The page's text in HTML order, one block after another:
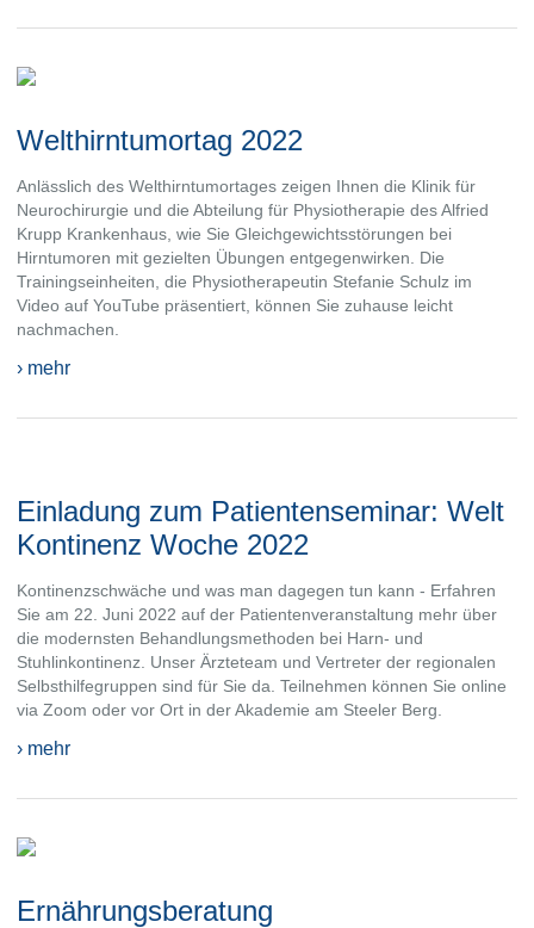
Welthirntumortag 2022
Anlässlich des Welthirntumortages zeigen Ihnen die Klinik für
Neurochirurgie und die Abteilung für Physiotherapie des Alfried
Krupp Krankenhaus, wie Sie Gleichgewichtsstörungen bei
Hirntumoren mit gezielten Übungen entgegenwirken. Die
Trainingseinheiten, die Physiotherapeutin Stefanie Schulz im
Video auf YouTube präsentiert, können Sie zuhause leicht
nachmachen.
› mehr
Einladung zum Patientenseminar: Welt
Kontinenz Woche 2022
Kontinenzschwäche und was man dagegen tun kann - Erfahren
Sie am 22. Juni 2022 auf der Patientenveranstaltung mehr über
die modernsten Behandlungsmethoden bei Harn- und
Stuhlinkontinenz. Unser Ärzteteam und Vertreter der regionalen
Selbsthilfegruppen sind für Sie da. Teilnehmen können Sie online
via Zoom oder vor Ort in der Akademie am Steeler Berg.
› mehr
Ernährungsberatung